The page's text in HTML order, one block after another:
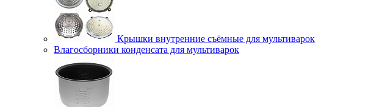
Крышки внутренние съёмные для мультиварок
Влагосборники конденсата для мультиварок